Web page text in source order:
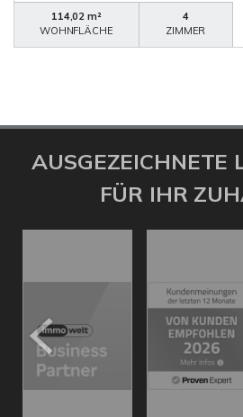
114,02 m²
WOHNFLÄCHE
4
ZIMMER
AUSGEZEICHNETE
FÜR IHR